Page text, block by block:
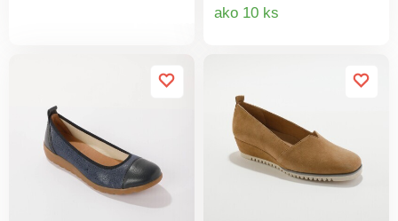
Biela podošva s
ako 10 ks